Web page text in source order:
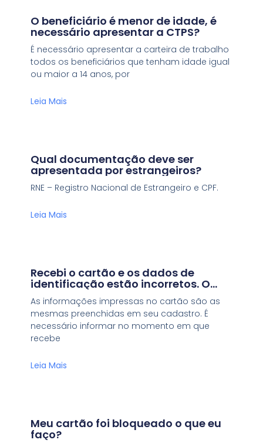
O beneficiário é menor de idade, é
necessário apresentar a CTPS?
É necessário apresentar a carteira de trabalho
todos os beneficiários que tenham idade igual
ou maior a 14 anos, por
Leia Mais
Qual documentação deve ser
apresentada por estrangeiros?
RNE – Registro Nacional de Estrangeiro e CPF.
Leia Mais
Recebi o cartão e os dados de
identificação estão incorretos. O
que devo fazer?
As informações impressas no cartão são as
mesmas preenchidas em seu cadastro. É
necessário informar no momento em que
recebe
Leia Mais
Meu cartão foi bloqueado o que eu
faço?